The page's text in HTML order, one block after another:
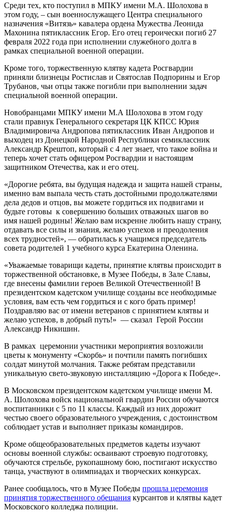
Среди тех, кто поступил в МПКУ имени М.А. Шолохова в
этом году, – сын военнослужащего Центра специального
назначения «Витязь» кавалера ордена Мужества Леонида
Махонина пятиклассник Егор. Его отец героически погиб 27
февраля 2022 года при исполнении служебного долга в
рамках специальной военной операции.
Кроме того, торжественную клятву кадета Росгвардии
приняли близнецы Ростислав и Святослав Подпорины и Егор
Трубанов, чьи отцы также погибли при выполнении задач
специальной военной операции.
Новобранцами МПКУ имени М.А Шолохова в этом году
стали правнук Генерального секретаря ЦК КПСС Юрия
Владимировича Андропова пятиклассник Иван Андропов и
выходец из Донецкой Народной Республики семиклассник
Александр Крештоп, который с 4 лет знает, что такое война и
теперь хочет стать офицером Росгвардии и настоящим
защитником Отечества, как и его отец.
«Дорогие ребята, вы будущая надежда и защита нашей страны,
именно вам выпала честь стать достойными продолжателями
дела дедов и отцов, вы можете гордиться их подвигами и
будьте готовы к совершению больших отважных шагов во
имя нашей родины! Желаю вам искренне любить нашу страну,
отдавать все силы и знания, желаю успехов и преодоления
всех трудностей», — обратилась к учащимся председатель
совета родителей 1 учебного курса Екатерина Оленина.
«Уважаемые товарищи кадеты, принятие клятвы происходит в
торжественной обстановке, в Музее Победы, в Зале Славы,
где внесены фамилии героев Великой Отечественной! В
президентском кадетском училище созданы все необходимые
условия, вам есть чем гордиться и с кого брать пример!
Поздравляю вас от имени ветеранов с принятием клятвы и
желаю успехов, в добрый путь!» — сказал Герой России
Александр Никишин.
В рамках церемонии участники мероприятия возложили
цветы к монументу «Скорбь» и почтили память погибших
солдат минутой молчания. Также ребятам представили
уникальную свето-звуковую инсталляцию «Дорога к Победе».
В Московском президентском кадетском училище имени М.
А. Шолохова войск национальной гвардии России обучаются
воспитанники с 5 по 11 классы. Каждый из них дорожит
честью своего образовательного учреждения, с достоинством
соблюдает устав и выполняет приказы командиров.
Кроме общеобразовательных предметов кадеты изучают
основы военной службы: осваивают строевую подготовку,
обучаются стрельбе, рукопашному бою, постигают искусство
танца, участвуют в олимпиадах и творческих конкурсах.
Ранее сообщалось, что в Музее Победы прошла церемония
принятия торжественного обещания курсантов и клятвы кадет
Московского колледжа полиции.